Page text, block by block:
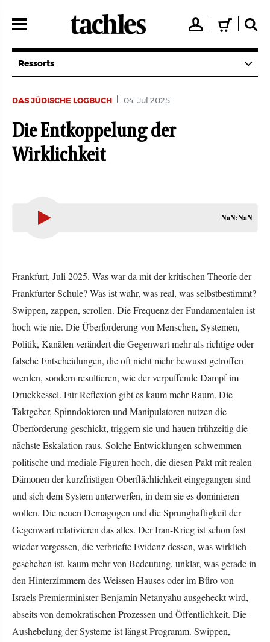
zum
👤 🛒 🔍
Ressorts
DAS JÜDISCHE LOGBUCH 04. Jul 2025
Die Entkoppelung der
Wirklichkeit
NaN:NaN
Frankfurt, Juli 2025. Was war da mit der kritischen Theorie der
Frankfurter Schule? Was ist wahr, was real, was selbstbestimmt?
Swippen, zappen, scrollen. Die Frequenz der Fundamentalen ist
hoch wie nie. Die Überforderung von Menschen, Systemen,
Politik, Kanälen verändert die Gegenwart mehr als richtige oder
falsche Entscheidungen, die oft nicht mehr bewusst getroffen
werden, sondern resultieren, wie der verpuffende Dampf im
Druckkessel. Für Reflexion gibt es kaum mehr Raum. Die
Taktgeber, Spinndoktoren und Manipulatoren nutzen die
Überforderung geschickt, triggern sie und hauen frühzeitig die
nächste Eskalation raus. Solche Entwicklungen schwemmen
politische und mediale Figuren hoch, die diesen Pakt mit realen
Dämonen der kurzfristigen Oberflächlichkeit eingegangen sind
und sich dem System unterwerfen, in dem sie es dominieren
wollen. Die neuen Demagogen und die Sprunghaftigkeit der
Gegenwart relativieren das alles. Der Iran-Krieg ist schon fast
wieder vergessen, die verbriefte Evidenz dessen, was wirklich
geschehen ist, kaum mehr von Bedeutung, unklar, was gerade in
den Hinterzimmern des Weissen Hauses oder im Büro von
Israels Premierminister Benjamin Netanyahu ausgeheckt wird,
abseits von demokratischen Prozessen und Öffentlichkeit. Die
Aushebelung der Systeme ist längst Programm. Swippen,